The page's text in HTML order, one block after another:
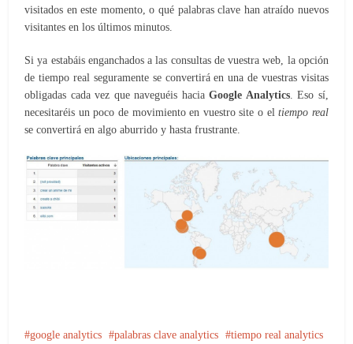
visitados en este momento, o qué palabras clave han atraído nuevos
visitantes en los últimos minutos.
Si ya estabáis enganchados a las consultas de vuestra web, la opción
de tiempo real seguramente se convertirá en una de vuestras visitas
obligadas cada vez que naveguéis haciaGoogle Analytics. Eso sí,
necesitaréis un poco de movimiento en vuestro site o eltiempo real
se convertirá en algo aburrido y hasta frustrante.
google analytics palabras clave analytics
tiempo real analytics